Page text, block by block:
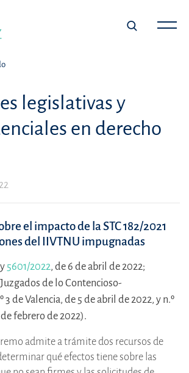
legislativas y
en derecho
el impacto de la STC 182/2021
del IIVTNU impugnadas
y 5601/2022, de 6 de abril de 2022;
de lo Contencioso-
de Valencia, de 5 de abril de 2022, y n.º
febrero de 2022).
admite a trámite dos recursos de
qué efectos tiene sobre las